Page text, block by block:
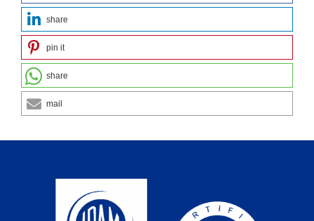
share
pin it
share
mail